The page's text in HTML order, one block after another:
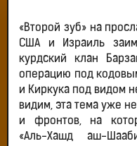
«Второй зуб» на
США и Израиль
курдский клан
операцию под
и Киркука под видом
видим, эта тема уже
и фронтов, на
«Аль-Хашд аш-